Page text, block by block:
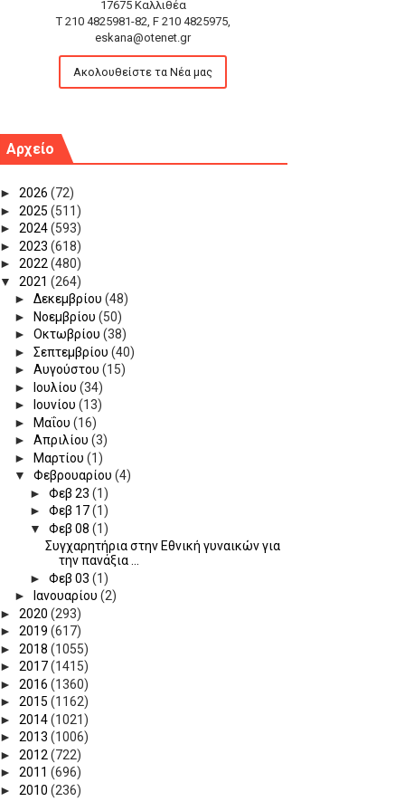
17675 Καλλιθέα
T 210 4825981-82, F 210 4825975,
eskana@otenet.gr
Ακολουθείστε τα Νέα μας
Αρχείο
► 2026 (72)
► 2025 (511)
► 2024(593)
► 2023 (618)
► 2022(480)
▼ 2021 (264)
►Δεκεμβρίου(48)
► Νοεμβρίου(50)
►Οκτωβρίου(38)
►Σεπτεμβρίου(40)
►Αυγούστου(15)
►
Ιουλίου(34)
►
Ιουνίου(13)
► Μαΐου(16)
►Απριλίου(3)
► Μαρτίου(1)
▼Φεβρουαρίου(4)
►Φεβ 23(1)
►Φεβ 17(1)
▼Φεβ 08(1)
Συγχαρητήρια στην Εθνική γυναικών για
την πανάξια ...
►Φεβ 03(1)
►
Ιανουαρίου(2)
► 2020 (293)
► 2019 (617)
► 2018 (1055)
► 2017(1415)
► 2016 (1360)
► 2015 (1162)
► 2014(1021)
► 2013 (1006)
► 2012 (722)
► 2011 (696)
► 2010 (236)